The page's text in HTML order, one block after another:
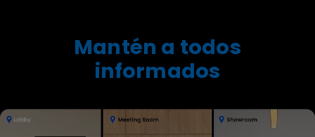
Mantén a todos
informados